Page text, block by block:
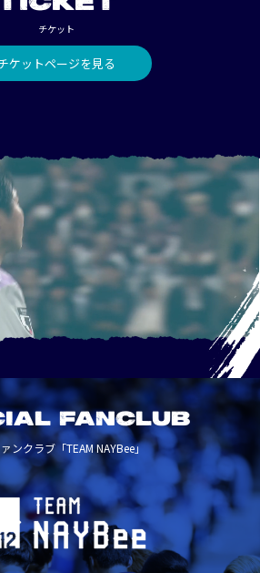
チケット
ケットページを見る
FANCLUB
ンクラブ「TEAM NAYBee」